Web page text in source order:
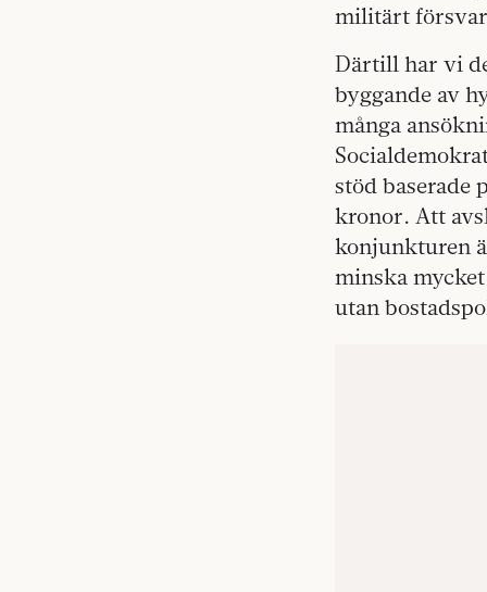
militärt
Därtill har vi
byggande av
många
stöd baserade
kronor. Att
konjunkturen
minska
utan